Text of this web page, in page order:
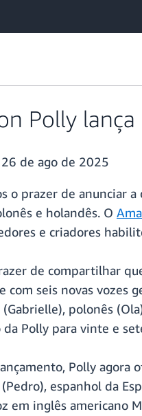
Polly
26 de ago de 2025
o prazer de anunciar
e holandês. O
e criadores
de compartilhar
com seis novas vozes
(Gabrielle), polonês
Polly para vinte e
Polly agora
espanhol da
em inglês americano